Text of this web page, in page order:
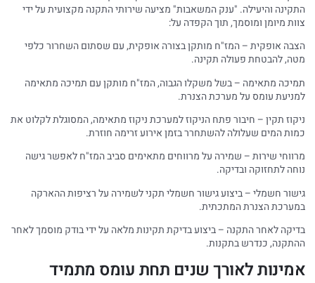
התקינה והיעילה. "ענק המשאבות" מציעה שירותי התקנה מקצועית על ידי
צוות מיומן ומוסמך, תוך הקפדה על:
הצבה אופקית – המז"ח מותקן בצורה אופקית, עם שסתום השחרור כלפי
מטה, להבטחת פעולה תקינה.
תמיכה מתאימה – בשל משקלו הגבוה, המז"ח מותקן עם תמיכה מתאימה
למניעת עומס על מערכת הצנרת.
ניקוז תקין – חיבור פתח הניקוז למערכת ניקוז מתאימה, המסוגלת לקלוט את
כמות המים שעלולה להשתחרר בזמן אירוע זרימה חוזרת.
מרווחי שירות – שמירה על מרווחים מתאימים סביב המז"ח לאפשר גישה
נוחה לתחזוקה ובדיקה.
גישור חשמלי – ביצוע גישור חשמלי תקני לשמירה על רציפות ההארקה
במערכת הצנרת המתכתית.
בדיקה לאחר התקנה – ביצוע בדיקת תקינות מלאה על ידי בודק מוסמך לאחר
ההתקנה, כנדרש בתקנות.
אמינות לאורך שנים תחת עומס מתמיד